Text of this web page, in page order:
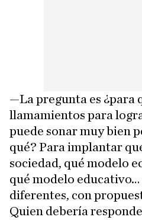
—La pregunta es ¿para
llamamientos para
puede sonar muy bien
qué? Para implantar
sociedad, qué modelo
qué modelo
diferentes, con
Quien debería